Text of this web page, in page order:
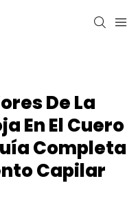
De La
En El Cuero
Completa
Capilar